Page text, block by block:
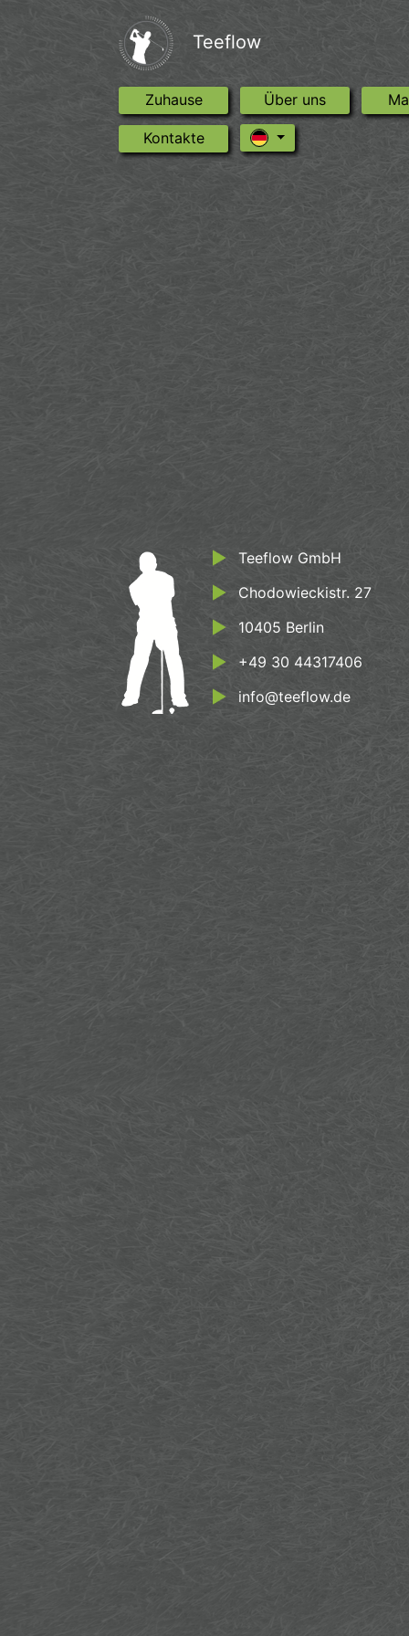
Teeflow
Zuhause(current) Über uns
Kontakte
Teeflow GmbH
Chodowieckistr. 27
10405 Berlin
+49 30 44317406
info@teeflow.de